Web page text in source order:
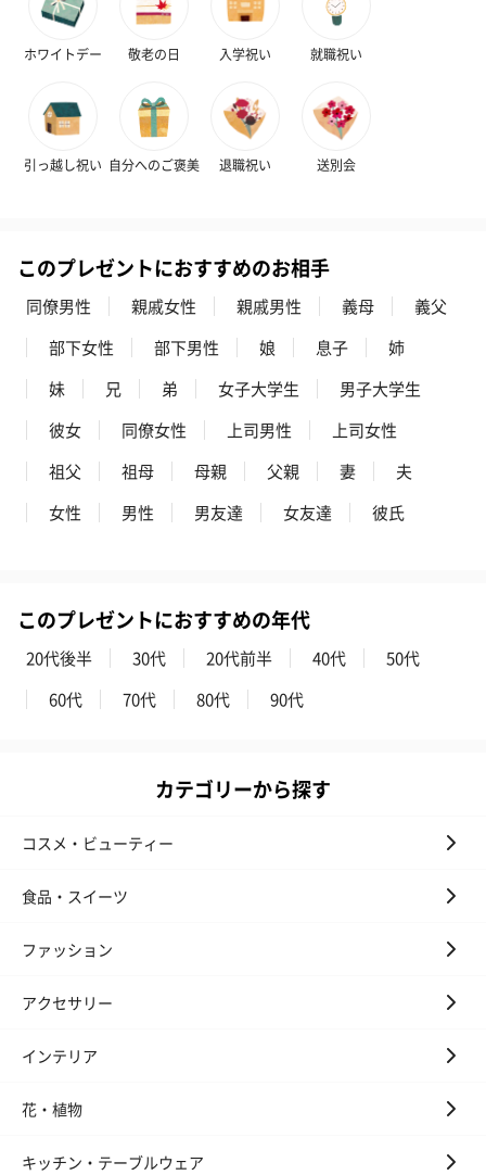
ホワイトデー 敬老の日 入学祝い 就職祝い
引っ越し祝い 自分へのご褒美 退職祝い 送別会
このプレゼントにおすすめのお相手
同僚男性 親戚女性 親戚男性 義母
義父
部下女性
部下男性 娘 息子
姉
妹
兄 弟 女子大学生
男子大学生
彼女
同僚女性 上司男性
上司女性
祖父
祖母 母親 父親 妻
夫
女性
男性 男友達 女友達 彼氏
このプレゼントにおすすめの年代
20代後半 30代 20代前半 40代
50代
60代
70代 80代 90代
カテゴリーから探す
コスメ・ビューティー
食品・スイーツ
ファッション
アクセサリー
インテリア
花・植物
キッチン・テーブルウェア